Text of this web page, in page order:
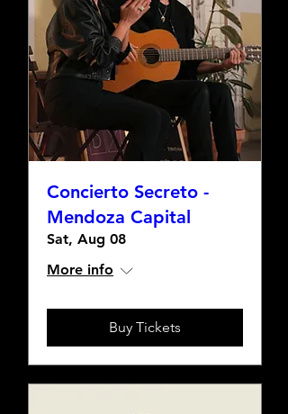
Concierto Secreto -
Mendoza Capital
Sat, Aug 08
More info
Buy Tickets